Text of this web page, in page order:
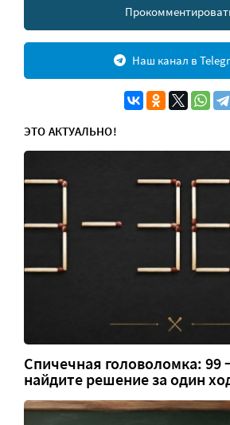
Наш канал в
ЭТО АКТУАЛЬНО!
Спичечная головоломка: 99
найдите решение за один